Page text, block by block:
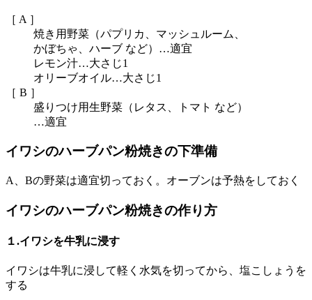
［ A ］
焼き用野菜（パプリカ、マッシュルーム、
かぼちゃ、ハーブ など）…適宜
レモン汁…大さじ1
オリーブオイル…大さじ1
［ B ］
盛りつけ用生野菜（レタス、トマト など）
…適宜
イワシのハーブパン粉焼きの下準備
A、Bの野菜は適宜切っておく。オーブンは予熱をしておく
イワシのハーブパン粉焼きの作り方
１.イワシを牛乳に浸す
イワシは牛乳に浸して軽く水気を切ってから、塩こしょうを
する